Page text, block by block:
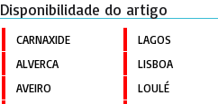
Disponibilidade do artigo
CARNAXIDE
ALVERCA
AVEIRO
LAGOS
LISBOA
LOULÉ